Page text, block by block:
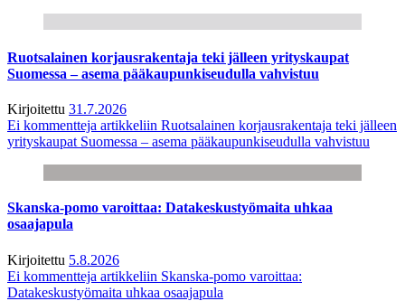
Ruotsalainen korjausrakentaja teki jälleen yrityskaupat
Suomessa – asema pääkaupunkiseudulla vahvistuu
Kirjoitettu 31.7.2026
Ei kommentteja artikkeliin Ruotsalainen korjausrakentaja teki jälleen
yrityskaupat Suomessa – asema pääkaupunkiseudulla vahvistuu
Skanska-pomo varoittaa: Datakeskustyömaita uhkaa
osaajapula
Kirjoitettu 5.8.2026
Ei kommentteja artikkeliin Skanska-pomo varoittaa:
Datakeskustyömaita uhkaa osaajapula